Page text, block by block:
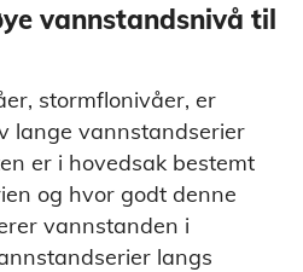
vannstandsnivå til
stormflonivåer, er
lange vannstandserier
er i hovedsak bestemt
og hvor godt denne
vannstanden i
langs